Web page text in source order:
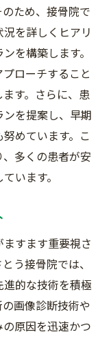
析方法
イズ施術
タ活用
プローチ
鑽
さとう接骨院
提供
信頼関係
ーション技術
た施術
せた治療
その効果を徹
ため、接骨院で
を詳しくヒアリ
を構築します。
ローチすること
す。さらに、患
を提案し、早期
めています。こ
多くの患者が安
います。
すます重要視さ
う接骨院では、
的な技術を積極
画像診断技術や
原因を迅速かつ